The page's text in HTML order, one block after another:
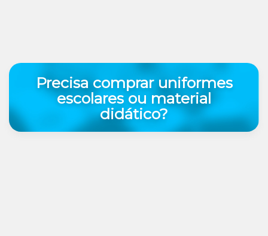
Precisa comprar uniformes
escolares ou material
didático?